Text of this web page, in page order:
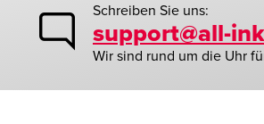
Schreiben Sie uns:
support@all-
Wir sind rund um die Uhr